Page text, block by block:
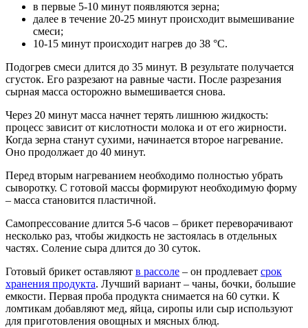
в первые 5-10 минут появляются зерна;
далее в течение 20-25 минут происходит вымешивание
смеси;
10-15 минут происходит нагрев до 38 °С.
Подогрев смеси длится до 35 минут. В результате получается
сгусток. Его разрезают на равные части. После разрезания
сырная масса осторожно вымешивается снова.
Через 20 минут масса начнет терять лишнюю жидкость:
процесс зависит от кислотности молока и от его жирности.
Когда зерна станут сухими, начинается второе нагревание.
Оно продолжает до 40 минут.
Перед вторым нагреванием необходимо полностью убрать
сыворотку. С готовой массы формируют необходимую форму
– масса становится пластичной.
Самопрессование длится 5-6 часов – брикет переворачивают
несколько раз, чтобы жидкость не застоялась в отдельных
частях. Соление сыра длится до 30 суток.
Готовый брикет оставляют в рассоле – он продлевает срок
хранения продукта. Лучший вариант – чаны, бочки, большие
емкости. Первая проба продукта снимается на 60 сутки. К
ломтикам добавляют мед, яйца, сиропы или сыр используют
для приготовления овощных и мясных блюд.